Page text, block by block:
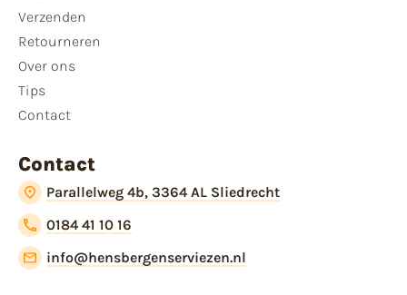
Verzenden
Retourneren
Over ons
Tips
Contact
Contact
Parallelweg 4b, 3364 AL Sliedrecht
0184 41 10 16
info@hensbergenserviezen.nl